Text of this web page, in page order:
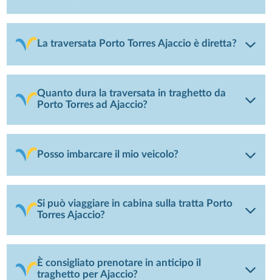
La traversata Porto Torres Ajaccio è diretta?
Quanto dura la traversata in traghetto da
Porto Torres ad Ajaccio?
Posso imbarcare il mio veicolo?
Si può viaggiare in cabina sulla tratta Porto
Torres Ajaccio?
È consigliato prenotare in anticipo il
traghetto per Ajaccio?